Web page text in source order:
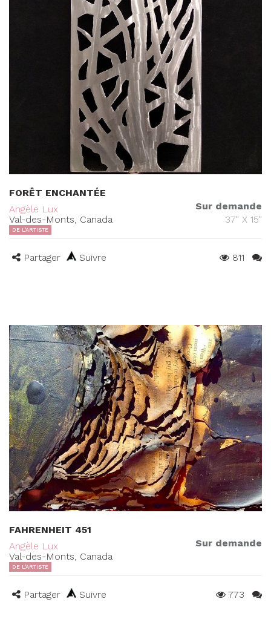
FORÊT ENCHANTÉE
Angèle Lux
Val-des-Monts, Canada
Sur demande
37" X 15"
DE L'ARTISTE
Partager Suivre 811
FAHRENHEIT 451
Angèle Lux
Val-des-Monts, Canada
Sur demande
DE L'ARTISTE
Partager Suivre 773